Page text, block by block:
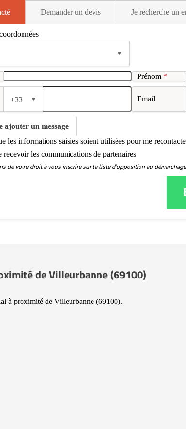
Demander un devis Je recherche un
Prénom *
+33 Email
ajouter un message
les informations saisies soient utilisées pour me
recevoir les communications de partenaires
de votre droit à vous inscrire sur la liste d'opposition au
de Villeurbanne (69100)
à proximité de Villeurbanne (69100).